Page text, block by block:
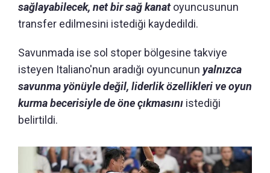
sağlayabilecek, net bir sağ kanatoyuncusunun
transfer edilmesini istediği kaydedildi.
Savunmada ise sol stoper bölgesine takviye
isteyen Italiano'nun aradığı oyuncunun yalnızca
savunma yönüyle değil, liderlik özellikleri ve oyun
kurma becerisiyle de öne çıkmasını istediği
belirtildi.